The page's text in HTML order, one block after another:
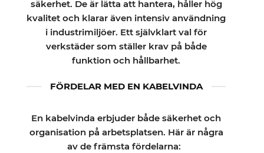
säkerhet. De är lätta att hantera, håller hög
kvalitet och klarar även intensiv användning
i industrimiljöer. Ett självklart val för
verkstäder som ställer krav på både
funktion och hållbarhet.
FÖRDELAR MED EN KABELVINDA
En kabelvinda erbjuder både säkerhet och
organisation på arbetsplatsen. Här är några
av de främsta fördelarna: